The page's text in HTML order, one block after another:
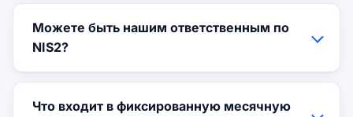
Можете быть нашим ответственным по
NIS2?
Что входит в фиксированную месячную